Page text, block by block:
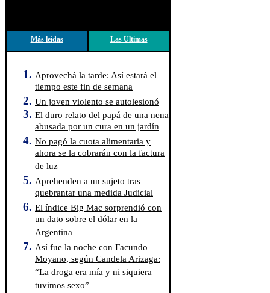
Más leidas Las Ultimas
Aprovechá la tarde: Así estará el
tiempo este fin de semana
Un joven violento se autolesionó
El duro relato del papá de una nena
abusada por un cura en un jardín
No pagó la cuota alimentaria y
ahora se la cobrarán con la factura
de luz
Aprehenden a un sujeto tras
quebrantar una medida Judicial
El índice Big Mac sorprendió con
un dato sobre el dólar en la
Argentina
Así fue la noche con Facundo
Moyano, según Candela Arizaga:
“La droga era mía y ni siquiera
tuvimos sexo”